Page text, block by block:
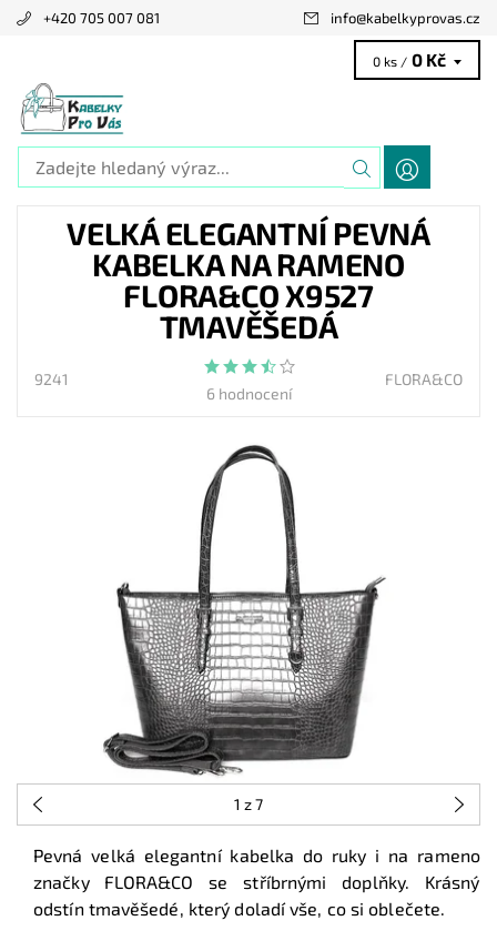
+420 705 007 081 info@kabelkyprovas.cz
0 ks / 0 Kč
VELKÁ ELEGANTNÍ PEVNÁ
KABELKA NA RAMENO
FLORA&CO X9527
TMAVĚŠEDÁ
9241
6 hodnocení
FLORA&CO
1 z 7
Pevná velká elegantní kabelka do ruky i na rameno
značky FLORA&CO se stříbrnými doplňky. Krásný
odstín tmavěšedé, který doladí vše, co si oblečete.